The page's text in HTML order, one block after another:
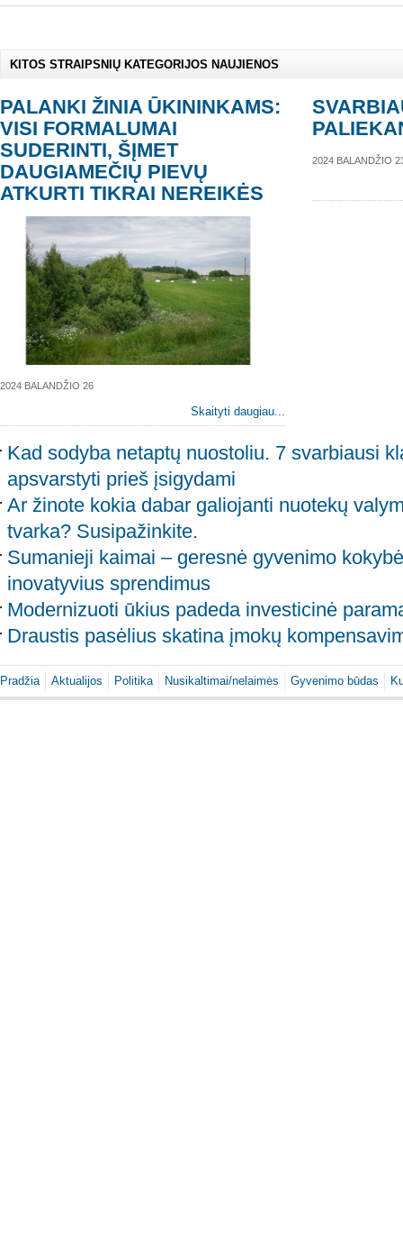
KITOS STRAIPSNIŲ KATEGORIJOS NAUJIENOS
PALANKI ŽINIA ŪKININKAMS:
VISI FORMALUMAI
SUDERINTI, ŠĮMET
DAUGIAMEČIŲ PIEVŲ
ATKURTI TIKRAI NEREIKĖS
2024 BALANDŽIO 26
Skaityti daugiau...
2024 BALANDŽIO
Kad sodyba netaptų nuostoliu. 7 svarbiausi
apsvarstyti prieš įsigydami
Ar žinote kokia dabar galiojanti nuotekų
tvarka? Susipažinkite.
Sumanieji kaimai – geresnė gyvenimo
inovatyvius sprendimus
Modernizuoti ūkius padeda investicinė
Draustis pasėlius skatina įmokų
Pradžia Aktualijos Politika Nusikaltimai/nelaimės Gyvenimo būdas